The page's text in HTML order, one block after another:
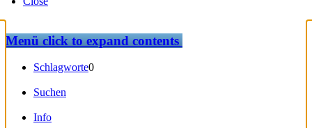
Menüclick to expand contents
Schlagworte0
Suchen
Info